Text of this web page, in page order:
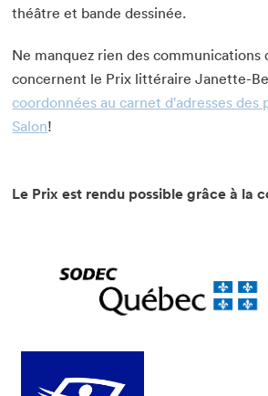
Que
théâtre et bande dessinée.
Ne manquez rien des communications
concernent le Prix littéraire Janette-
coordonnées au carnet d'adresses des
Salon!
Le Prix est rendu possible grâce à la